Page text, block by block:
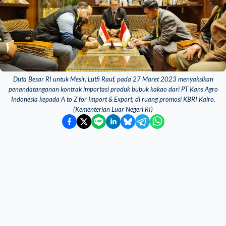
Duta Besar RI untuk Mesir, Lutfi Rauf, pada 27 Maret 2023 menyaksikan
penandatanganan kontrak importasi produk bubuk kakao dari PT Kans Agro
Indonesia kepada A to Z for Import & Export, di ruang promosi KBRI Kairo.
(Kementerian Luar Negeri RI)